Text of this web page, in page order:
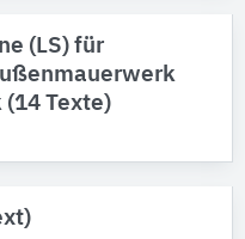
(LS) für
Texte)